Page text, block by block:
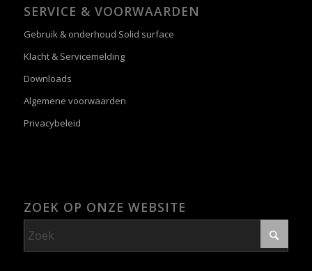
SERVICE & VOORWAARDEN
Gebruik & onderhoud Solid surface
Klacht & Servicemelding
Downloads
Algemene voorwaarden
Privacybeleid
ZOEK OP ONZE WEBSITE